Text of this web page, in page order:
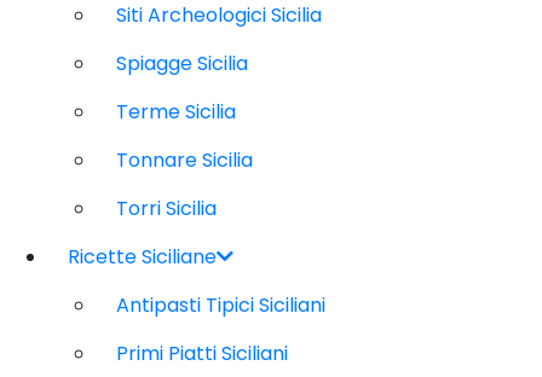
Siti Archeologici Sicilia
Spiagge Sicilia
Terme Sicilia
Tonnare Sicilia
Torri Sicilia
Ricette Siciliane
Antipasti Tipici Siciliani
Primi Piatti Siciliani